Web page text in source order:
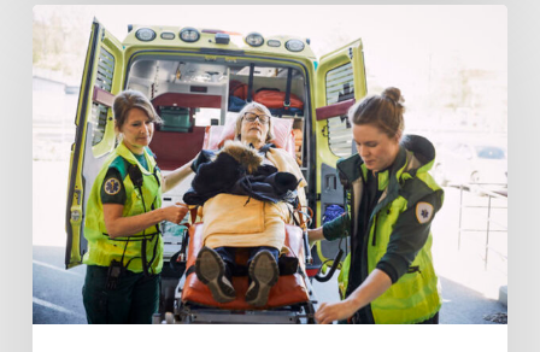
AI
skal
hjælpe
ambulancefolk
med
undgå
unødige
indlæggelser